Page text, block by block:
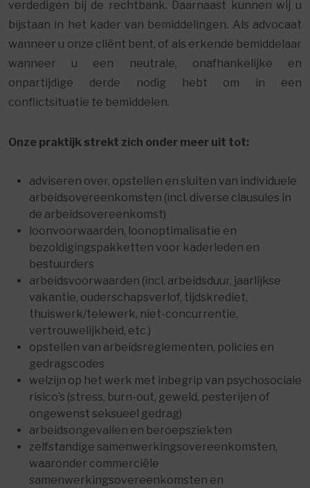
verdedigen bij de rechtbank. Daarnaast kunnen wij u
bijstaan in het kader van bemiddelingen. Als advocaat
wanneer u onze cliënt bent, of als erkende bemiddelaar
wanneer u een neutrale, onafhankelijke en
onpartijdige derde nodig hebt om in een
conflictsituatie te bemiddelen.
Onze praktijk strekt zich onder meer uit tot:
adviseren over, opstellen en sluiten van individuele
arbeidsovereenkomsten (incl. diverse clausules in
de arbeidsovereenkomst)
loonvoorwaarden, loonoptimalisatie en
bezoldigingspakketten voor kaderleden en
bestuurders
arbeidsvoorwaarden (incl. arbeidsduur, jaarlijkse
vakantie, ouderschapsverlof, tijdskrediet,
thuiswerk/telewerk, niet-concurrentie,
vertrouwelijkheid, etc.)
opstellen van arbeidsreglementen, policies en
gedragscodes
welzijn op het werk met inbegrip van psychosociale
risico’s (stress, burn-out, geweld, pesterijen of
ongewenst seksueel gedrag)
arbeidsongevallen en beroepsziekten
zelfstandige samenwerkingsovereenkomsten,
waaronder commerciële
samenwerkingsovereenkomsten en